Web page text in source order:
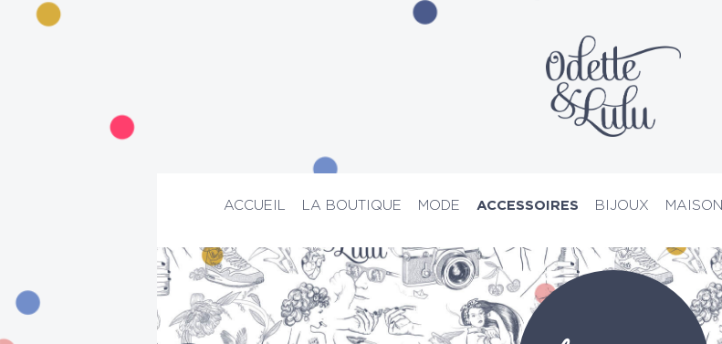
ACCUEIL LA BOUTIQUE MODE ACCESSOIRES BIJOUX MAISON
PRIX D’ATELIER